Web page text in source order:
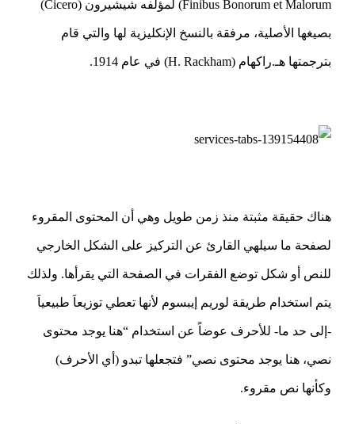
Finibus Bonorum et Malorum) لمؤلفه شيشيرون (Cicero)
بصيغها الأصلية، مرفقة بالنسخ الإنكليزية لها والتي قام
بترجمتها هـ.راكهام (H. Rackham) في عام 1914.
هناك حقيقة مثبتة منذ زمن طويل وهي أن المحتوى المقروء
لصفحة ما سيلهي القارئ عن التركيز على الشكل الخارجي
للنص أو شكل توضع الفقرات في الصفحة التي يقرأها. ولذلك
يتم استخدام طريقة لوريم إيبسوم لأنها تعطي توزيعاَ طبيعياَ
-إلى حد ما- للأحرف عوضاً عن استخدام “هنا يوجد محتوى
نصي، هنا يوجد محتوى نصي” فتجعلها تبدو (أي الأحرف)
وكأنها نص مقروء.